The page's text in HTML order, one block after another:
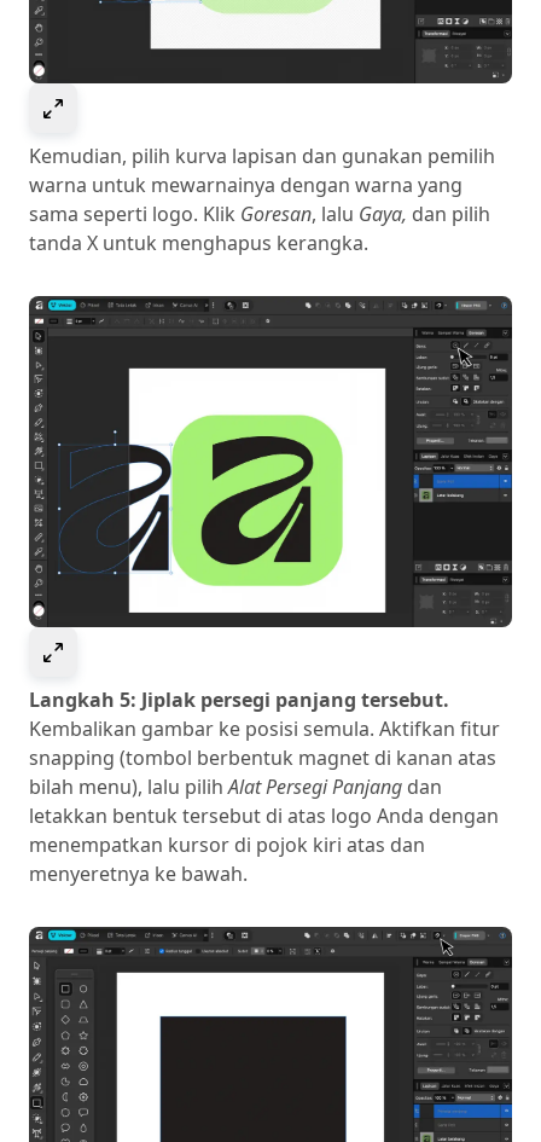
Kemudian, pilih kurva lapisan dan gunakan pemilih
warna untuk mewarnainya dengan warna yang
sama seperti logo. Klik Goresan, lalu Gaya, dan pilih
tanda X untuk menghapus kerangka.
Langkah 5: Jiplak persegi panjang tersebut.
Kembalikan gambar ke posisi semula. Aktifkan fitur
snapping (tombol berbentuk magnet di kanan atas
bilah menu), lalu pilihAlat Persegi Panjang dan
letakkan bentuk tersebut di atas logo Anda dengan
menempatkan kursor di pojok kiri atas dan
menyeretnya ke bawah.